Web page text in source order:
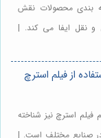
بندی محصولات نقش
نقل ایفا می کند. |
از فیلم استرچ
فیلم استرچ نیز شناخته
در صنایع مختلف است. |